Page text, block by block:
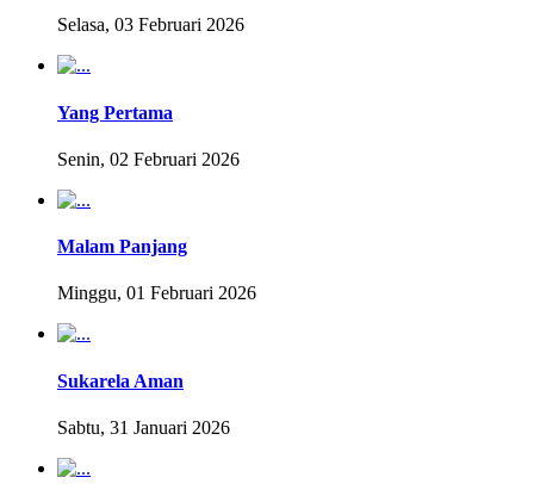
Selasa, 03 Februari 2026
Yang Pertama
Senin, 02 Februari 2026
Malam Panjang
Minggu, 01 Februari 2026
Sukarela Aman
Sabtu, 31 Januari 2026